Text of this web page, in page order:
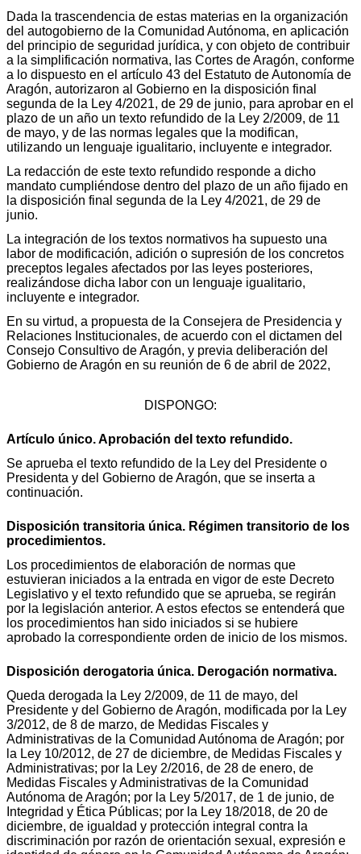
Dada la trascendencia de estas materias en la organización
del autogobierno de la Comunidad Autónoma, en aplicación
del principio de seguridad jurídica, y con objeto de contribuir
a la simplificación normativa, las Cortes de Aragón, conforme
a lo dispuesto en el artículo 43 del Estatuto de Autonomía de
Aragón, autorizaron al Gobierno en la disposición final
segunda de la Ley 4/2021, de 29 de junio, para aprobar en el
plazo de un año un texto refundido de la Ley 2/2009, de 11
de mayo, y de las normas legales que la modifican,
utilizando un lenguaje igualitario, incluyente e integrador.
La redacción de este texto refundido responde a dicho
mandato cumpliéndose dentro del plazo de un año fijado en
la disposición final segunda de la Ley 4/2021, de 29 de
junio.
La integración de los textos normativos ha supuesto una
labor de modificación, adición o supresión de los concretos
preceptos legales afectados por las leyes posteriores,
realizándose dicha labor con un lenguaje igualitario,
incluyente e integrador.
En su virtud, a propuesta de la Consejera de Presidencia y
Relaciones Institucionales, de acuerdo con el dictamen del
Consejo Consultivo de Aragón, y previa deliberación del
Gobierno de Aragón en su reunión de 6 de abril de 2022,
DISPONGO:
Artículo único. Aprobación del texto refundido.
Se aprueba el texto refundido de la Ley del Presidente o
Presidenta y del Gobierno de Aragón, que se inserta a
continuación.
Disposición transitoria única. Régimen transitorio de los
procedimientos.
Los procedimientos de elaboración de normas que
estuvieran iniciados a la entrada en vigor de este Decreto
Legislativo y el texto refundido que se aprueba, se regirán
por la legislación anterior. A estos efectos se entenderá que
los procedimientos han sido iniciados si se hubiere
aprobado la correspondiente orden de inicio de los mismos.
Disposición derogatoria única. Derogación normativa.
Queda derogada la Ley 2/2009, de 11 de mayo, del
Presidente y del Gobierno de Aragón, modificada por la Ley
3/2012, de 8 de marzo, de Medidas Fiscales y
Administrativas de la Comunidad Autónoma de Aragón; por
la Ley 10/2012, de 27 de diciembre, de Medidas Fiscales y
Administrativas; por la Ley 2/2016, de 28 de enero, de
Medidas Fiscales y Administrativas de la Comunidad
Autónoma de Aragón; por la Ley 5/2017, de 1 de junio, de
Integridad y Ética Públicas; por la Ley 18/2018, de 20 de
diciembre, de igualdad y protección integral contra la
discriminación por razón de orientación sexual, expresión e